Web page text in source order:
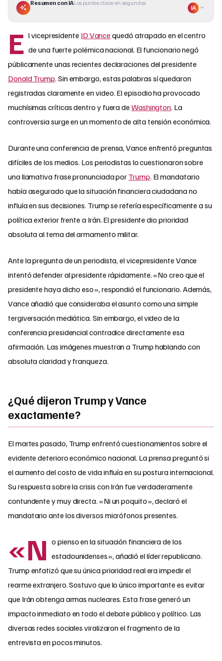
Resumen con IALos puntos clave en segundos
IA
E l vicepresidente JD Vance quedó atrapado en el centro
de una fuerte polémica nacional. El funcionario negó
públicamente unas recientes declaraciones del presidente
Donald Trump. Sin embargo, estas palabras sí quedaron
registradas claramente en video. El episodio ha provocado
muchísimas críticas dentro y fuera de Washington. La
controversia surge en un momento de alta tensión económica.
Durante una conferencia de prensa, Vance enfrentó preguntas
difíciles de los medios. Los periodistas lo cuestionaron sobre
una llamativa frase pronunciada por Trump. El mandatario
había asegurado que la situación financiera ciudadana no
influía en sus decisiones. Trump se refería específicamente a su
política exterior frente a Irán. El presidente dio prioridad
absoluta al tema del armamento militar.
Ante la pregunta de un periodista, el vicepresidente Vance
intentó defender al presidente rápidamente. «No creo que el
presidente haya dicho eso», respondió el funcionario. Además,
Vance añadió que consideraba el asunto como una simple
tergiversación mediática. Sin embargo, el video de la
conferencia presidencial contradice directamente esa
afirmación. Las imágenes muestran a Trump hablando con
absoluta claridad y franqueza.
¿Qué dijeron Trump y Vance
exactamente?
El martes pasado, Trump enfrentó cuestionamientos sobre el
evidente deterioro económico nacional. La prensa preguntó si
el aumento del costo de vida influía en su postura internacional.
Su respuesta sobre la crisis con Irán fue verdaderamente
contundente y muy directa. «Ni un poquito», declaró el
mandatario ante los diversos micrófonos presentes.
«N o pienso en la situación financiera de los
estadounidenses», añadió el líder republicano.
Trump enfatizó que su única prioridad real era impedir el
rearme extranjero. Sostuvo que lo único importante es evitar
que Irán obtenga armas nucleares. Esta frase generó un
impacto inmediato en todo el debate público y político. Las
diversas redes sociales viralizaron el fragmento de la
entrevista en pocos minutos.